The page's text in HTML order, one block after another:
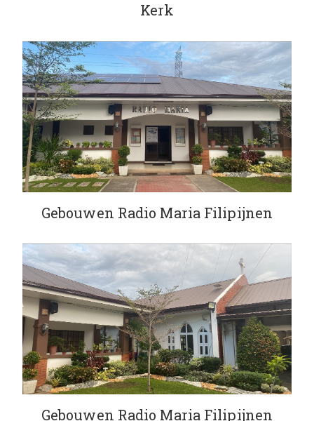
Kerk
Gebouwen Radio Maria Filipijnen
Gebouwen Radio Maria Filipijnen